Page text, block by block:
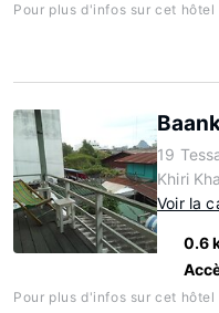
Pour plus d'infos sur cet hôtel
19
Khiri
Voir la
0.6
Pour plus d'infos sur cet hôtel